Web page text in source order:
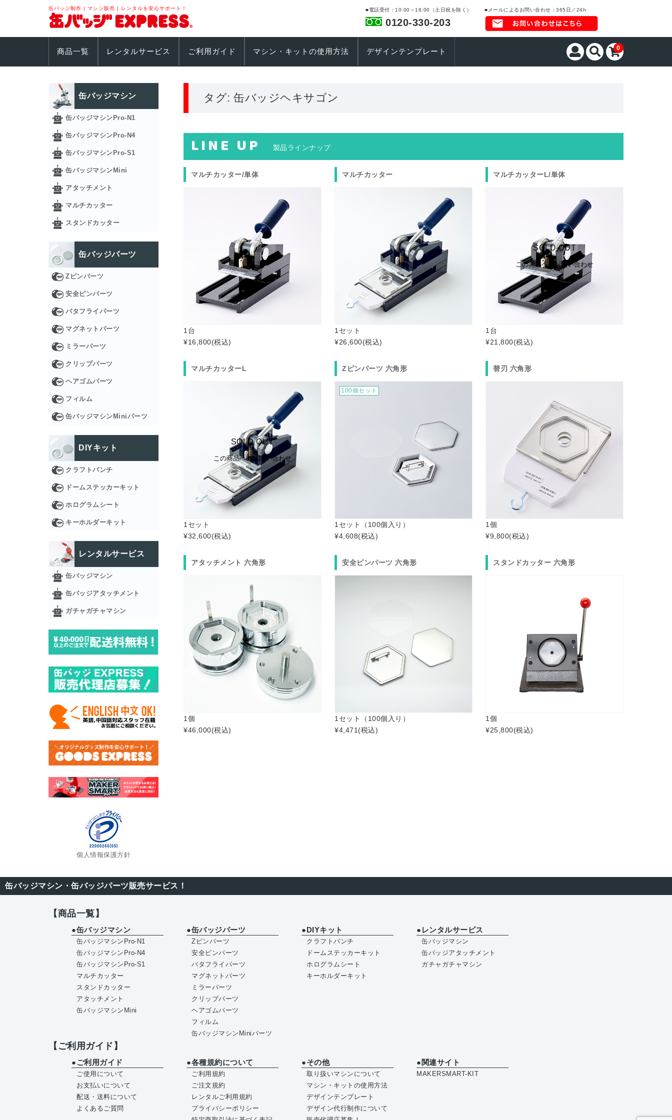
缶バッジ制作 | マシン販売 | レンタルを安心サポート！ ■メールによるお問い合わせ：365日／24h
■電話受付：10:00～18:00（土日祝を除く）
0120-330-203
0
商品一覧 レンタルサービス ご利用ガイド マシン・キットの使用方法 デザインテンプレート
タグ: 缶バッジヘキサゴン
LINE UP 製品ラインナップ
マルチカッター/単体
1台
¥16,800(税込)
マルチカッター
1セット
¥26,600(税込)
マルチカッターL/単体
SOLD OUT
この商品へのお問い合わせ
1台
¥21,800(税込)
マルチカッターL
SOLD OUT
この商品へのお問い合わせ
1セット
¥32,600(税込)
Zピンパーツ 六角形
100個セット
1セット（100個入り）
¥4,608(税込)
替刃 六角形
1個
¥9,800(税込)
アタッチメント 六角形
1個
¥46,000(税込)
安全ピンパーツ 六角形
1セット（100個入り）
¥4,471 (税込)
スタンドカッター 六角形
1個
¥25,800(税込)
缶バッジマシン
缶バッジマシンPro-N1
缶バッジマシンPro-N4
缶バッジマシンPro-S1
缶バッジマシンMini
アタッチメント
マルチカッター
スタンドカッター
缶バッジパーツ
Zピンパーツ
安全ピンパーツ
バタフライパーツ
マグネットパーツ
ミラーパーツ
クリップパーツ
ヘアゴムパーツ
フィルム
缶バッジマシンMiniパーツ
DIYキット
クラフトパンチ
ドームステッカーキット
ホログラムシート
キーホルダーキット
レンタルサービス
缶バッジマシン
缶バッジアタッチメント
ガチャガチャマシン
個人情報保護方針
缶バッジマシン・缶バッジパーツ販売サービス！
【商品一覧】
●缶バッジマシン
缶バッジマシンPro-N1
缶バッジマシンPro-N4
缶バッジマシンPro-S1
マルチカッター
スタンドカッター
アタッチメント
缶バッジマシンMini
●缶バッジパーツ
Zピンパーツ
安全ピンパーツ
バタフライパーツ
マグネットパーツ
ミラーパーツ
クリップパーツ
ヘアゴムパーツ
フィルム
缶バッジマシンMiniパーツ
●DIYキット
クラフトパンチ
ドームステッカーキット
ホログラムシート
キーホルダーキット
●レンタルサービス
缶バッジマシン
缶バッジアタッチメント
ガチャガチャマシン
【ご利用ガイド】
●ご利用ガイド
ご使用について
お支払いについて
配送・送料について
よくあるご質問
●各種規約について
ご利用規約
ご注文規約
レンタルご利用規約
プライバシーポリシー
●その他
取り扱いマシンについて
マシン・キットの使用方法
デザインテンプレート
デザイン代行制作について
●関連サイト
MAKERSMART-KIT